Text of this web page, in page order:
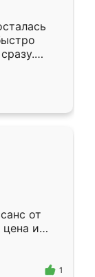
к
даже
от
и
1